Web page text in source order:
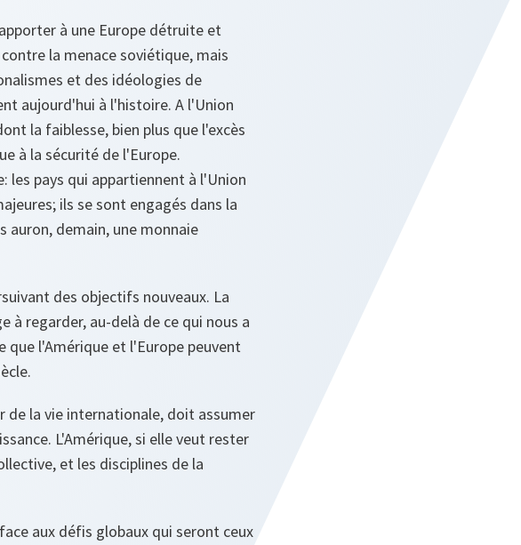
à une Europe détruite et
la menace soviétique, mais
et des idéologies de
aujourd'hui à l'histoire. A l'Union
la faiblesse, bien plus que l'excès
à la sécurité de l'Europe.
les pays qui appartiennent à l'Union
ils se sont engagés dans la
demain, une monnaie
des objectifs nouveaux. La
regarder, au-delà de ce qui nous a
que l'Amérique et l'Europe peuvent
de la vie internationale, doit assumer
L'Amérique, si elle veut rester
et les disciplines de la
aux défis globaux qui seront ceux